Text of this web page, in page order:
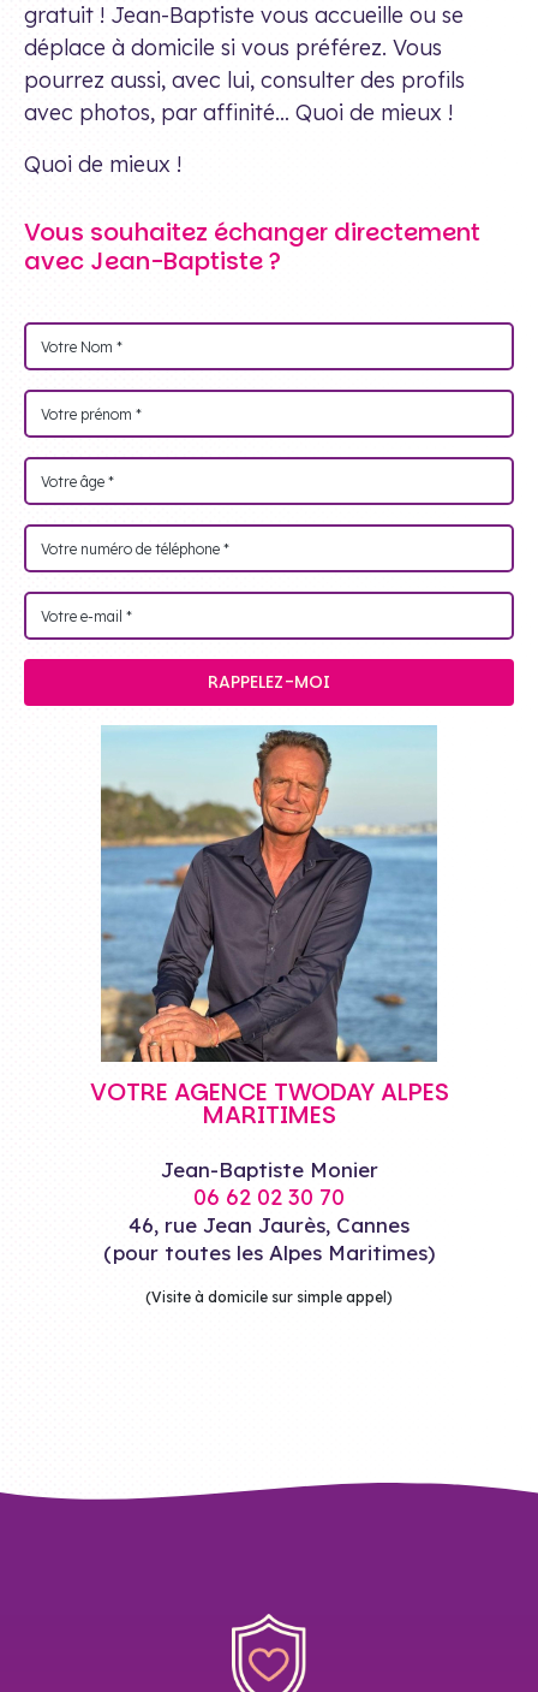
gratuit ! Jean-Baptiste vous accueille ou se
déplace à domicile si vous préférez. Vous
pourrez aussi, avec lui, consulter des profils
avec photos, par affinité… Quoi de mieux !
Quoi de mieux !
Vous souhaitez échanger directement
avec Jean-Baptiste ?
RAPPELEZ-MOI
VOTRE AGENCE TWODAY ALPES
MARITIMES
Jean-Baptiste Monier
06 62 02 30 70
46, rue Jean Jaurès, Cannes
(pour toutes les Alpes Maritimes)
(Visite à domicile sur simple appel)